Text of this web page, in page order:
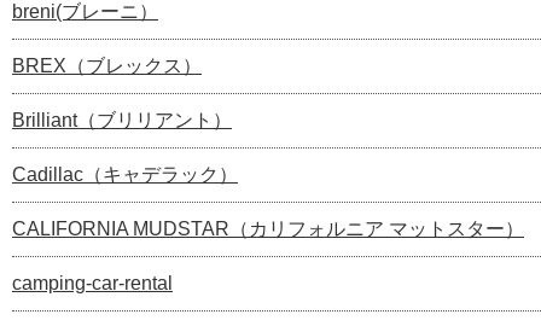
breni(ブレーニ）
BREX（ブレックス）
Brilliant（ブリリアント）
Cadillac（キャデラック）
CALIFORNIA MUDSTAR（カリフォルニア マットスター）
camping-car-rental